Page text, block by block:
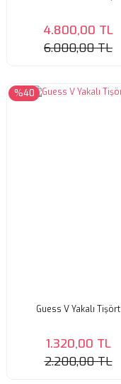
4.800,00 TL
6.000,00 TL
%40
Guess V Yakalı Tişört
1.320,00 TL
2.200,00 TL